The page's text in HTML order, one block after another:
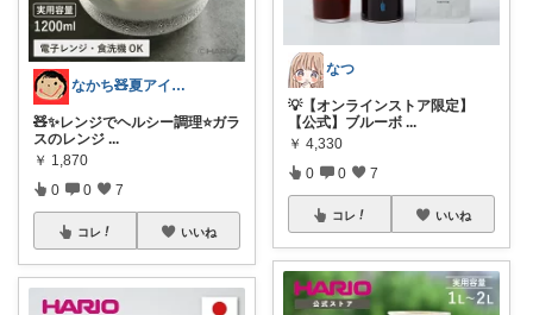
なかち🧸夏アイテム＆便利グッズ✨
🧸✨レンジでヘルシー調理⭐️ガラ
スのレンジ ...
￥ 1,870
0 0 7
コレ いいね
なつ
💡【オンラインストア限定】
【公式】ブルーボ ...
￥ 4,330
0 0 7
コレ いいね